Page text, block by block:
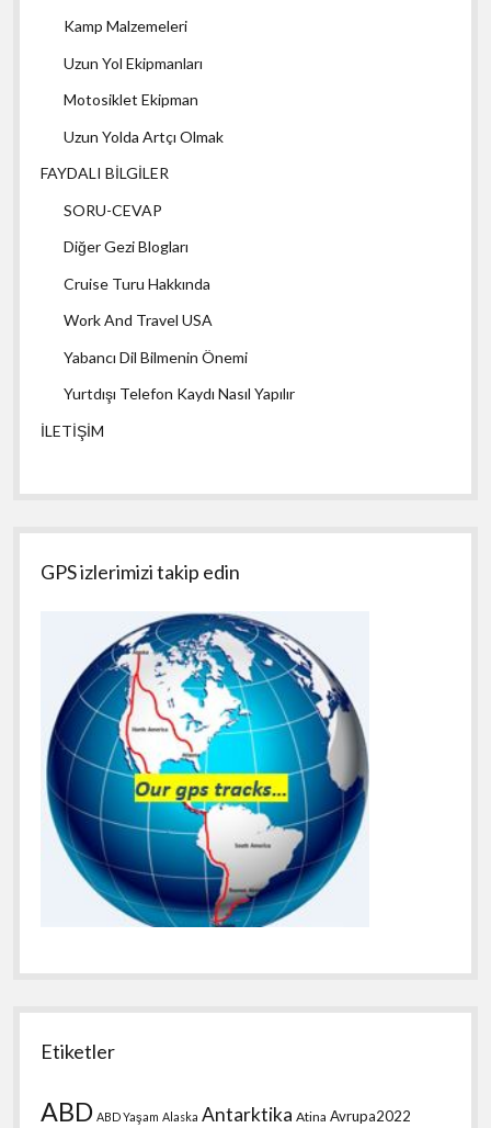
Kamp Malzemeleri
Uzun Yol Ekipmanları
Motosiklet Ekipman
Uzun Yolda Artçı Olmak
FAYDALI BİLGİLER
SORU-CEVAP
Diğer Gezi Blogları
Cruise Turu Hakkında
Work And Travel USA
Yabancı Dil Bilmenin Önemi
Yurtdışı Telefon Kaydı Nasıl Yapılır
İLETİŞİM
GPS izlerimizi takip edin
Etiketler
ABD ABD Yaşam Alaska Antarktika Atina Avrupa2022